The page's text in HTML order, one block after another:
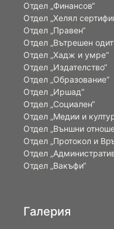
Отдел „Финансов“
Отдел „Хелял
Отдел „Правен“
Отдел „Вътрешен
Отдел „Хадж и умре“
Отдел „Издателство“
Отдел „Образование“
Отдел „Иршад“
Отдел „Социален“
Отдел „Медии и
Отдел „Външни
Oтдел „Протокол и
Отдел
Отдел „Вакъфи“
Галерия